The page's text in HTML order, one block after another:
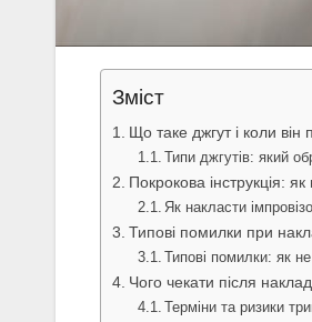
Зміст
Що таке джгут і коли він
Типи джгутів: який
Покрокова інструкція:
Як накласти
Типові помилки при
Типові помилки: як
Чого чекати після
Терміни та ризики